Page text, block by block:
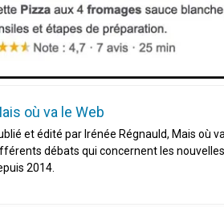
sur les machines à laver, et
blague du macronisme crypto-spatial
où va le Web
et édité par Irénée Régnauld, Mais où
débats qui concernent les
2014.